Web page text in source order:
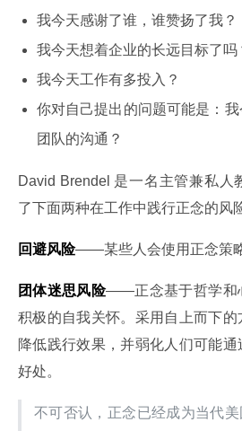
我今天感谢了谁，谁赞扬了我？
我今天想着企业的长远目标了吗
我今天工作有多投入？
你对自己提出的问题可能是：
团队的沟通？
David Brendel 是一名主管兼私人
了下面两种在工作中践行正念的风
回避风险——某些人会使用正念策
团体迷思风险——正念基于哲学和
积极的自我关怀。采用自上而下
降低践行效果，并弱化人们可能
好处。
不可否认，正念已经成为当代